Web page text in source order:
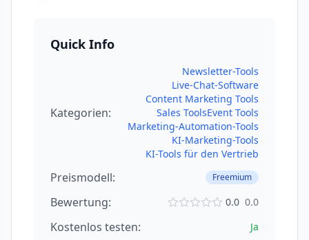
Quick Info
Kategorien:
Newsletter-Tools
Live-Chat-Software
Content Marketing Tools
Sales ToolsEvent Tools
Marketing-Automation-Tools
KI-Marketing-Tools
KI-Tools für den Vertrieb
Preismodell: Freemium
Bewertung: 0.0 0.0
Kostenlos testen: Ja